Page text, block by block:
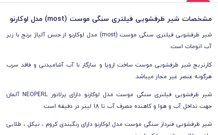
مشخصات شیر ظرفشویی فیلتری سنگی موست (most) مدل لوکارنو
شیر ظرفشویی فیلتری سنگی موست (most) مدل لوکارنو از جنس آلیاژ برنج با زیر
آب اتومات است.
کارتریج شیر ظرفشویی موست ساخت اروپا و سازگار با آب آشامیدنی و فاقد سرب
هرگونه عنصر غیر مجاز میباشد.
شیر ظرفشویی فیلتری سنگی موست مدل لوکارنو دارای پرلاتور NEOPERL آلمان
جهت تداخل آب و هوا و کاهنده مصرف آب تا 18 لیتر در دقیقه است.
شیر ظرفشویی فنردار سنگی موست مدل لوکارنو دارای رنگبندی کروم ، نیکل ، طلایی